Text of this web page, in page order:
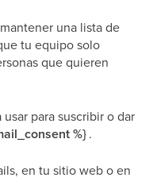
una lista de
tu equipo solo
que quieren
para suscribir o dar
%}.
en tu sitio web o en